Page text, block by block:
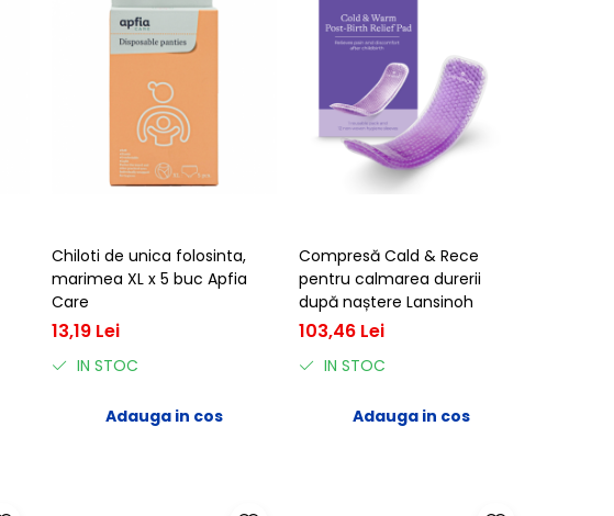
Chiloti de unica folosinta,
marimea XL x 5 buc Apfia
Care
13,19 Lei
IN STOC
Adauga in cos
Compresă Cald & Rece
pentru calmarea durerii
după naștere Lansinoh
103,46 Lei
IN STOC
Adauga in cos